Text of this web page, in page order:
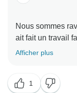
Nous sommes
ait fait un travail
déroulé sans
Afficher plus
1